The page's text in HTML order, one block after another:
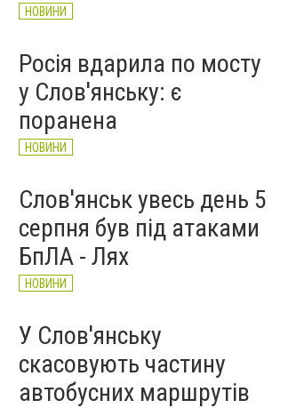
НОВИНИ
Росія вдарила по мосту
у Слов'янську: є
поранена
НОВИНИ
Слов'янськ увесь день 5
серпня був під атаками
БпЛА - Лях
НОВИНИ
У Слов'янську
скасовують частину
автобусних маршрутів